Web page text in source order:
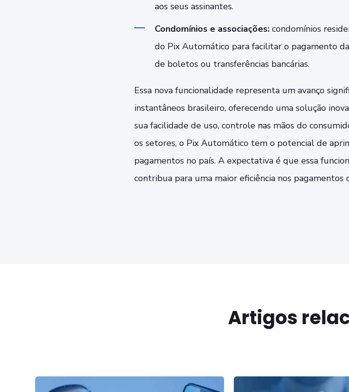
aos seus assinantes.
Condomínios e associações: condomínios
do Pix Automático para facilitar o pagamento
de boletos ou transferências bancárias.
Essa nova funcionalidade representa um avanço
instantâneos brasileiro, oferecendo uma solução
sua facilidade de uso, controle nas mãos do
os setores, o Pix Automático tem o potencial de
pagamentos no país. A expectativa é que essa
contribua para uma maior eficiência nos pagamentos
Artigos